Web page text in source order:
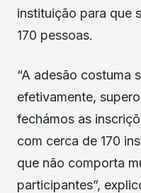
instituição para que
170 pessoas.
“A adesão costuma
efetivamente,
fechámos as
com cerca de 170
que não comporta
participantes”,